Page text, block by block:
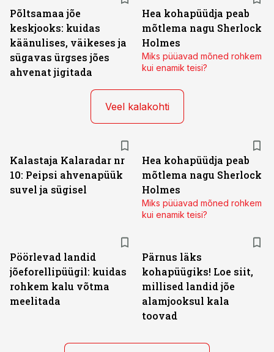
Põltsamaa jõe
keskjooks: kuidas
käänulises, väikeses ja
sügavas ürgses jões
ahvenat jigitada
Hea kohapüüdja peab
mõtlema nagu Sherlock
Holmes
Miks püüavad mõned rohkem
kui enamik teisi?
Veel kalakohti
Kalastaja Kalaradar nr
10: Peipsi ahvenapüük
suvel ja sügisel
Hea kohapüüdja peab
mõtlema nagu Sherlock
Holmes
Miks püüavad mõned rohkem
kui enamik teisi?
Pöörlevad landid
jõeforellipüügil: kuidas
rohkem kalu võtma
meelitada
Pärnus läks
kohapüügiks! Loe siit,
millised landid jõe
alamjooksul kala
toovad